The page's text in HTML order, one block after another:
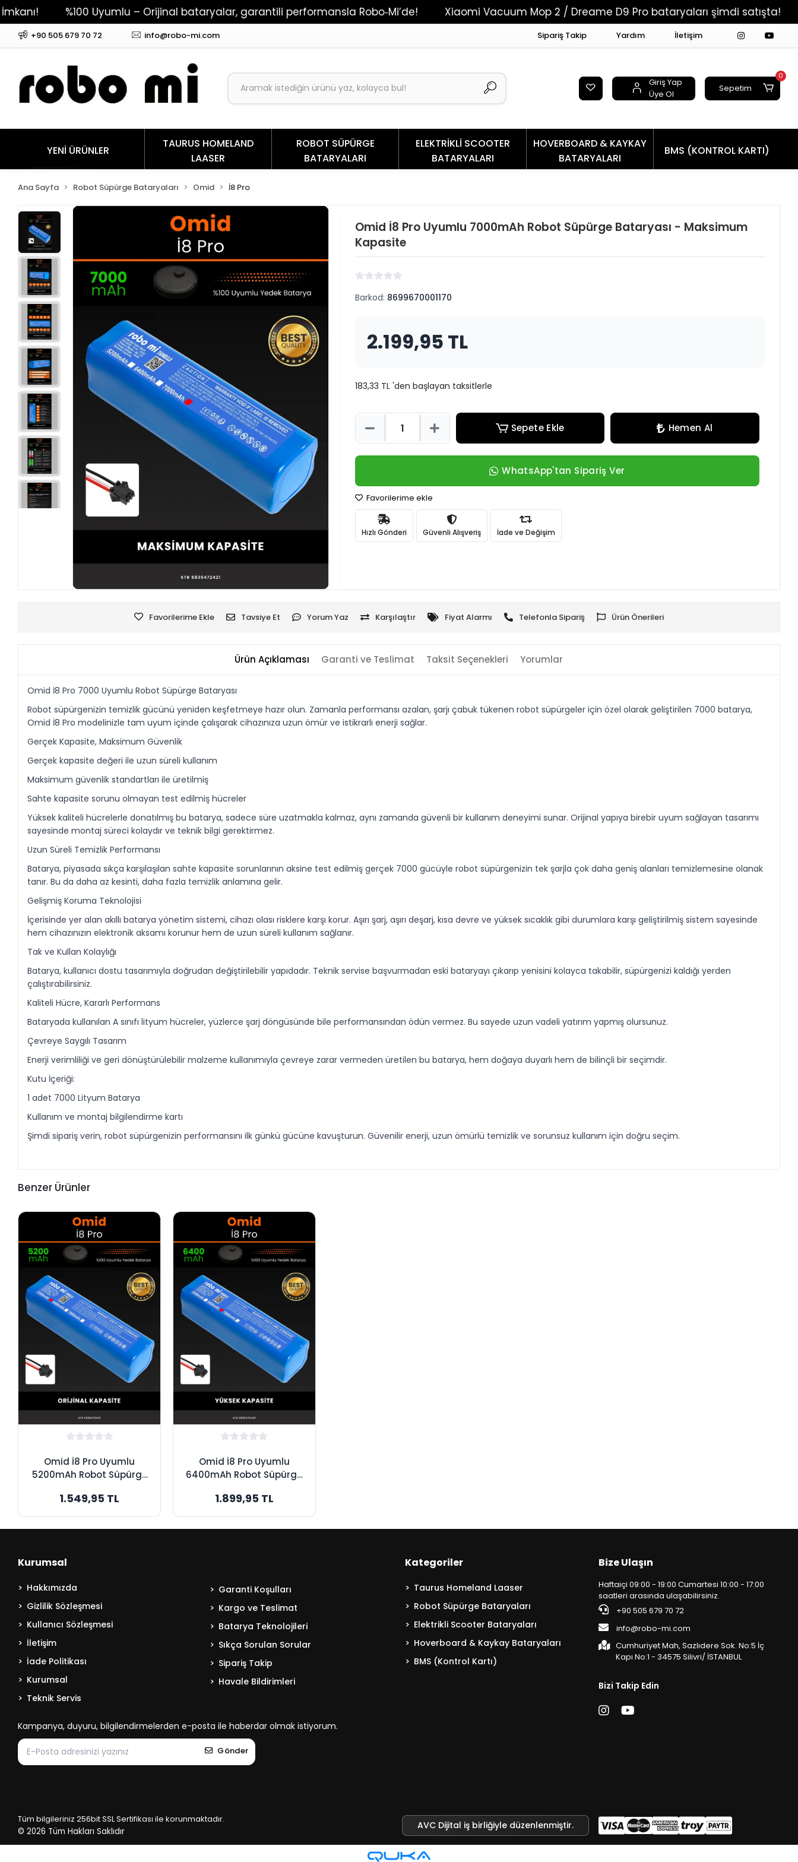
%100 Uyumlu – Orijinal bataryalar, garantili performansla Robo‑Mi’de! Xiaomi Vacuum Mop 2 / Dreame D9 Pro bataryaları şimdi satışta! Tüm
+90 505 679 70 72 info@robo-mi.com Sipariş Takip Yardım İletişim
Giriş Yap
Üye Ol
Sepetim
0
YENİ ÜRÜNLER
TAURUS HOMELAND
LAASER
ROBOT SÜPÜRGE
BATARYALARI
ELEKTRİKLİ SCOOTER
BATARYALARI
HOVERBOARD & KAYKAY
BATARYALARI
BMS (KONTROL KARTI)
Ana Sayfa Robot Süpürge Bataryaları Omid İ8 Pro
Omid İ8 Pro Uyumlu 7000mAh Robot Süpürge Bataryası - Maksimum
Kapasite
Barkod: 8699670001170
2.199,95 TL
183,33 TL 'den başlayan taksitlerle
Sepete Ekle Hemen Al
WhatsApp'tan Sipariş Ver
Favorilerime ekle
Hızlı Gönderi Güvenli Alışveriş İade ve Değişim
Favorilerime Ekle Tavsiye Et Yorum Yaz Karşılaştır Fiyat Alarmı Telefonla Sipariş Ürün Önerileri
Ürün Açıklaması Garanti ve Teslimat Taksit Seçenekleri Yorumlar
Omid İ8 Pro 7000 Uyumlu Robot Süpürge Bataryası
Robot süpürgenizin temizlik gücünü yeniden keşfetmeye hazır olun. Zamanla performansı azalan, şarjı çabuk tükenen robot süpürgeler için özel olarak geliştirilen 7000 batarya,
Omid İ8 Pro modelinizle tam uyum içinde çalışarak cihazınıza uzun ömür ve istikrarlı enerji sağlar.
Gerçek Kapasite, Maksimum Güvenlik
Gerçek kapasite değeri ile uzun süreli kullanım
Maksimum güvenlik standartları ile üretilmiş
Sahte kapasite sorunu olmayan test edilmiş hücreler
Yüksek kaliteli hücrelerle donatılmış bu batarya, sadece süre uzatmakla kalmaz, aynı zamanda güvenli bir kullanım deneyimi sunar. Orijinal yapıya birebir uyum sağlayan tasarımı
sayesinde montaj süreci kolaydır ve teknik bilgi gerektirmez.
Uzun Süreli Temizlik Performansı
Batarya, piyasada sıkça karşılaşılan sahte kapasite sorunlarının aksine test edilmiş gerçek 7000 gücüyle robot süpürgenizin tek şarjla çok daha geniş alanları temizlemesine olanak
tanır. Bu da daha az kesinti, daha fazla temizlik anlamına gelir.
Gelişmiş Koruma Teknolojisi
İçerisinde yer alan akıllı batarya yönetim sistemi, cihazı olası risklere karşı korur. Aşırı şarj, aşırı deşarj, kısa devre ve yüksek sıcaklık gibi durumlara karşı geliştirilmiş sistem sayesinde
hem cihazınızın elektronik aksamı korunur hem de uzun süreli kullanım sağlanır.
Tak ve Kullan Kolaylığı
Batarya, kullanıcı dostu tasarımıyla doğrudan değiştirilebilir yapıdadır. Teknik servise başvurmadan eski bataryayı çıkarıp yenisini kolayca takabilir, süpürgenizi kaldığı yerden
çalıştırabilirsiniz.
Kaliteli Hücre, Kararlı Performans
Bataryada kullanılan A sınıfı lityum hücreler, yüzlerce şarj döngüsünde bile performansından ödün vermez. Bu sayede uzun vadeli yatırım yapmış olursunuz.
Çevreye Saygılı Tasarım
Enerji verimliliği ve geri dönüştürülebilir malzeme kullanımıyla çevreye zarar vermeden üretilen bu batarya, hem doğaya duyarlı hem de bilinçli bir seçimdir.
Kutu İçeriği:
1 adet 7000 Lityum Batarya
Kullanım ve montaj bilgilendirme kartı
Şimdi sipariş verin, robot süpürgenizin performansını ilk günkü gücüne kavuşturun. Güvenilir enerji, uzun ömürlü temizlik ve sorunsuz kullanım için doğru seçim.
Benzer Ürünler
Omid İ8 Pro Uyumlu
5200mAh Robot Süpürge
Kapasite
1.549,95 TL
Omid İ8 Pro Uyumlu
6400mAh Robot Süpürge
Kapasite
1.899,95 TL
Kurumsal
Hakkımızda
Gizlilik Sözleşmesi
Kullanıcı Sözleşmesi
İletişim
İade Politikası
Kurumsal
Teknik Servis
Garanti Koşulları
Kargo ve Teslimat
Batarya Teknolojileri
Sıkça Sorulan Sorular
Sipariş Takip
Havale Bildirimleri
Kampanya, duyuru, bilgilendirmelerden e-posta ile haberdar olmak istiyorum.
Gönder
Kategoriler
Taurus Homeland Laaser
Robot Süpürge Bataryaları
Elektrikli Scooter Bataryaları
Hoverboard & Kaykay Bataryaları
BMS (Kontrol Kartı)
Bize Ulaşın
Haftaiçi 09:00 - 19:00 Cumartesi 10:00 - 17:00
saatleri arasında ulaşabilirsiniz.
+90 505 679 70 72
info@robo-mi.com
Cumhuriyet Mah, Sazlıdere Sok. No:5 İç
Kapı No:1 - 34575 Silivri/ İSTANBUL
Bizi Takip Edin
Tüm bilgileriniz 256bit SSL Sertifikası ile korunmaktadır.
© 2026 Tüm Hakları Saklıdır
AVC Dijital iş birliğiyle düzenlenmiştir.